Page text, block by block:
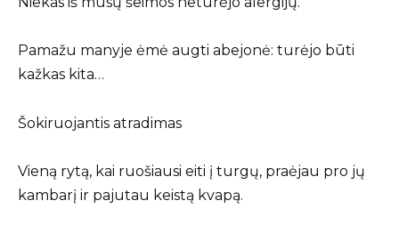
Pamažu manyje ėmė augti abejonė: turėjo būti
kažkas kita…
Šokiruojantis atradimas
Vieną rytą, kai ruošiausi eiti į turgų, praėjau pro jų
kambarį ir pajutau keistą kvapą.